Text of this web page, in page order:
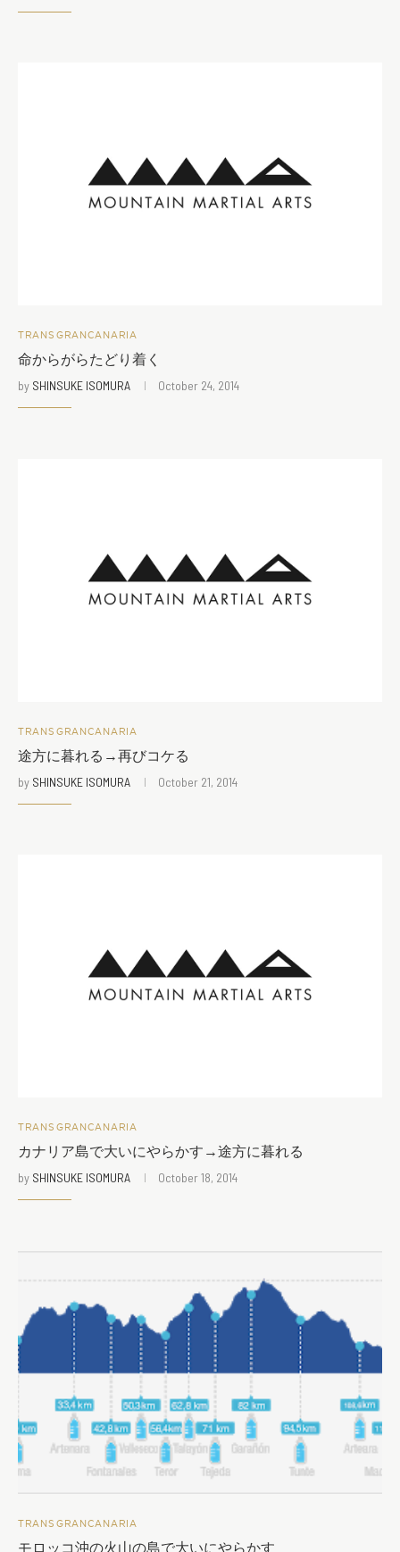
TRANSGRANCANARIA
命からがらたどり着く
by SHINSUKE ISOMURA October 24, 2014
TRANSGRANCANARIA
途方に暮れる→再びコケる
by SHINSUKE ISOMURA October 21, 2014
TRANSGRANCANARIA
カナリア島で大いにやらかす→途方に暮れる
by SHINSUKE ISOMURA October 18, 2014
TRANSGRANCANARIA
モロッコ沖の火山の島で大いにやらかす